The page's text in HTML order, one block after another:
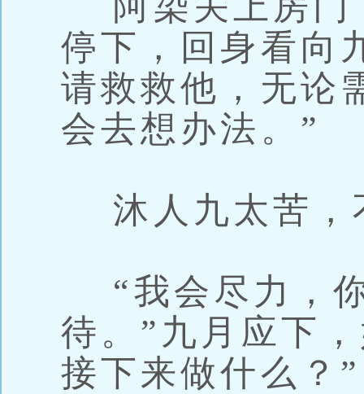
停下，回身看向
请救救他，无论
会去想办法。”
沐人九太苦，
“我会尽力，
待。”九月应下
接下来做什么？”